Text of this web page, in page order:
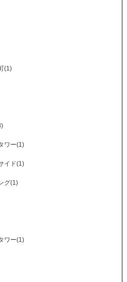
(1)
ワー(1)
イド(1)
グ(1)
ワー(1)